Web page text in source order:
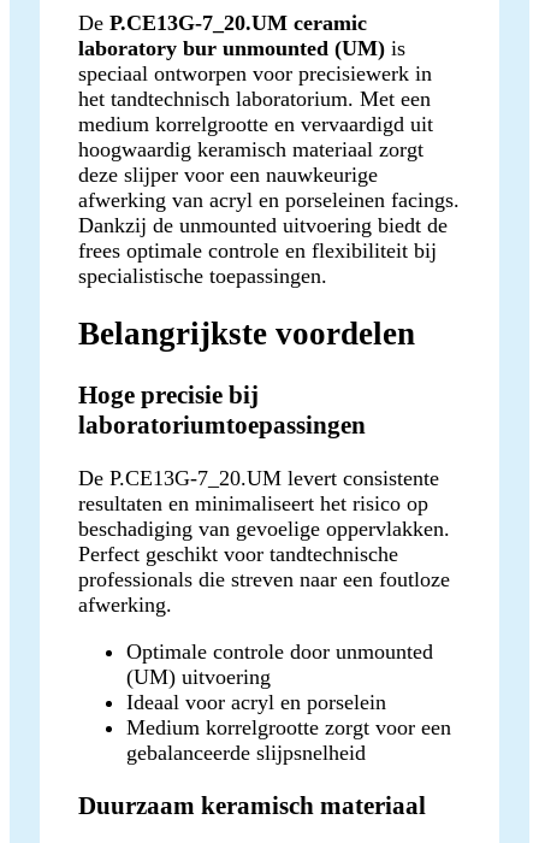
De P.CE13G-7_20.UM ceramic
laboratory bur unmounted (UM) is
speciaal ontworpen voor precisiewerk in
het tandtechnisch laboratorium. Met een
medium korrelgrootte en vervaardigd uit
hoogwaardig keramisch materiaal zorgt
deze slijper voor een nauwkeurige
afwerking van acryl en porseleinen facings.
Dankzij de unmounted uitvoering biedt de
frees optimale controle en flexibiliteit bij
specialistische toepassingen.
Belangrijkste voordelen
Hoge precisie bij
laboratoriumtoepassingen
De P.CE13G-7_20.UM levert consistente
resultaten en minimaliseert het risico op
beschadiging van gevoelige oppervlakken.
Perfect geschikt voor tandtechnische
professionals die streven naar een foutloze
afwerking.
Optimale controle door unmounted
(UM) uitvoering
Ideaal voor acryl en porselein
Medium korrelgrootte zorgt voor een
gebalanceerde slijpsnelheid
Duurzaam keramisch materiaal